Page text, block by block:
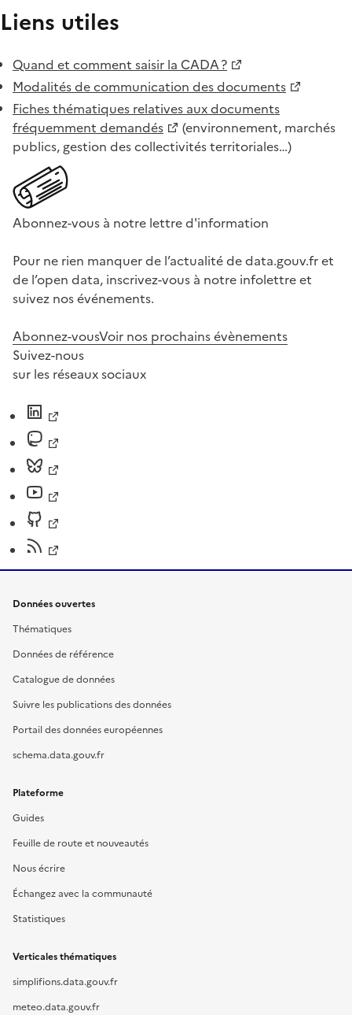
Liens utiles
Quand et comment saisir la CADA ?
Modalités de communication des documents
Fiches thématiques relatives aux documents
fréquemment demandés
(environnement, marchés
publics, gestion des collectivités territoriales…)
Abonnez-vous à notre lettre d'information
Pour ne rien manquer de l’actualité de data.gouv.fr et
de l’open data, inscrivez-vous à notre infolettre et
suivez nos événements.
Abonnez-vousVoir nos prochains évènements
Suivez-nous
sur les réseaux sociaux
Données ouvertes
Thématiques
Données de référence
Catalogue de données
Suivre les publications des données
Portail des données européennes
schema.data.gouv.fr
Plateforme
Guides
Feuille de route et nouveautés
Nous écrire
Échangez avec la communauté
Statistiques
Verticales thématiques
simplifions.data.gouv.fr
meteo.data.gouv.fr